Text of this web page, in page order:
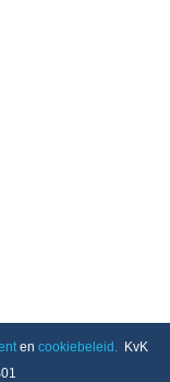
en cookiebeleid. KvK